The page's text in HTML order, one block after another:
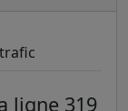
ligne 319